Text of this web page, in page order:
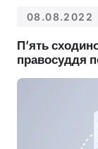
08.08.2022
П’ять
правосуддя